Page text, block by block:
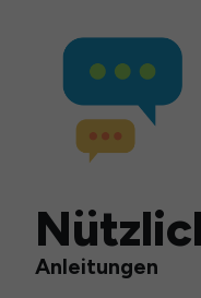
Anleitungen